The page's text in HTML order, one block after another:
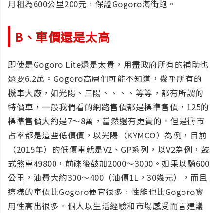
月租為600公里200元，保證Gogoro滿街跑。
B、車價還是太高
即使是Gogoro Lite還是太貴，用盡政府所有的補助也
還要6.2萬。Gogoro高層們可能不知道，幾乎所有的
機車大廠，如光陽、三陽、、、、等等，都有所謂的
特價車，一般我們看的網路售價都是標準售價，125的
標準售價大約是7～8萬，當然還有更貴的。但是衝市
占率都是這些低價價，以光陽（KYMCO）為例，目前
（2015年）的低價車就是V2、GP系列，以V2為例，鼓
式煞車49800，前碟後鼓加2000～3000。如果以騎600
公里，油費大約300～400（油價1L，30幾元），而且
這樣的車價比Gogoro便宜很多，性能也比Gogoro實
用性高出很多。個人以生活經驗和市場感受而言建議